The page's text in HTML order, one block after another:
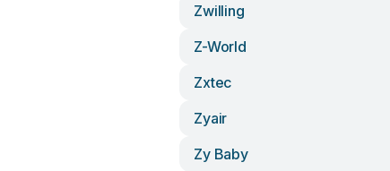
Zwilling
Z-World
Zxtec
Zyair
Zy Baby